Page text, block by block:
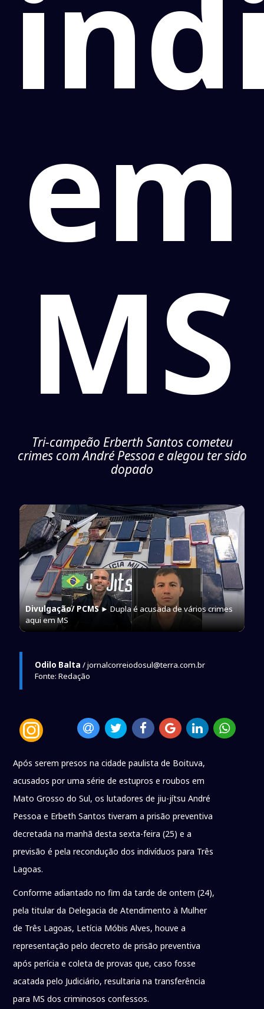
em
MS
Tri-campeão Erberth Santos cometeu
crimes com André Pessoa e alegou ter sido
dopado
Divulgação/ PCMS► Dupla é acusada de vários crimes
aqui em MS
Odilo Balta / jornalcorreiodosul@terra.com.br
Fonte: Redação
Após serem presos na cidade paulista de Boituva,
acusados por uma série de estupros e roubos em
Mato Grosso do Sul, os lutadores de jiu-jítsu André
Pessoa e Erbeth Santos tiveram a prisão preventiva
decretada na manhã desta sexta-feira (25) e a
previsão é pela recondução dos indivíduos para Três
Lagoas.
Conforme adiantado no fim da tarde de ontem (24),
pela titular da Delegacia de Atendimento à Mulher
de Três Lagoas, Letícia Móbis Alves, houve a
representação pelo decreto de prisão preventiva
após perícia e coleta de provas que, caso fosse
acatada pelo Judiciário, resultaria na transferência
para MS dos criminosos confessos.